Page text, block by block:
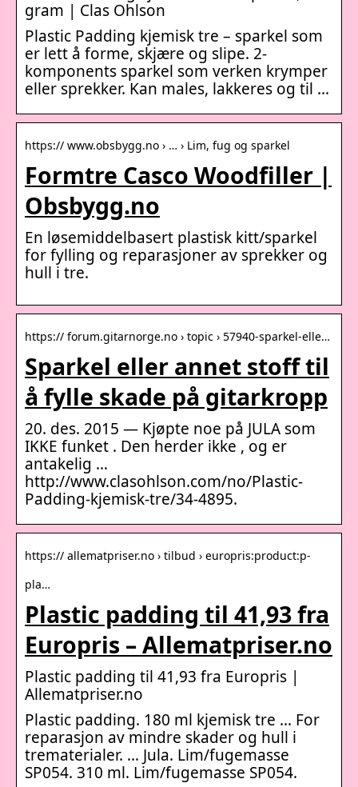
gram | Clas Ohlson
Plastic Padding kjemisk tre – sparkel som
er lett å forme, skjære og slipe. 2-
komponents sparkel som verken krymper
eller sprekker. Kan males, lakkeres og til …
https:// www.obsbygg.no › … › Lim, fug og sparkel
Formtre Casco Woodfiller |
Obsbygg.no
En løsemiddelbasert plastisk kitt/sparkel
for fylling og reparasjoner av sprekker og
hull i tre.
https:// forum.gitarnorge.no › topic › 57940-sparkel-elle…
Sparkel eller annet stoff til
å fylle skade på gitarkropp
20. des. 2015 — Kjøpte noe på JULA som
IKKE funket . Den herder ikke , og er
antakelig …
http://www.clasohlson.com/no/Plastic-
Padding-kjemisk-tre/34-4895.
https:// allematpriser.no › tilbud › europris:product:p-
pla…
Plastic padding til 41,93 fra
Europris – Allematpriser.no
Plastic padding til 41,93 fra Europris |
Allematpriser.no
Plastic padding. 180 ml kjemisk tre … For
reparasjon av mindre skader og hull i
trematerialer. … Jula. Lim/fugemasse
SP054. 310 ml. Lim/fugemasse SP054.